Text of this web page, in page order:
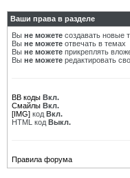
Ваши права в разделе
Вы не можете создавать новые
Вы не можете отвечать в темах
Вы не можете прикреплять
Вы не можете редактировать
BB коды Вкл.
Смайлы Вкл.
[IMG] код Вкл.
HTML код Выкл.
Правила форума